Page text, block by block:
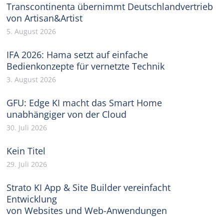
Transcontinenta übernimmt Deutschlandvertrieb
von Artisan&Artist
5. August 2026
IFA 2026: Hama setzt auf einfache
Bedienkonzepte für vernetzte Technik
3. August 2026
GFU: Edge KI macht das Smart Home
unabhängiger von der Cloud
30. Juli 2026
Kein Titel
29. Juli 2026
Strato KI App & Site Builder vereinfacht
Entwicklung
von Websites und Web-Anwendungen